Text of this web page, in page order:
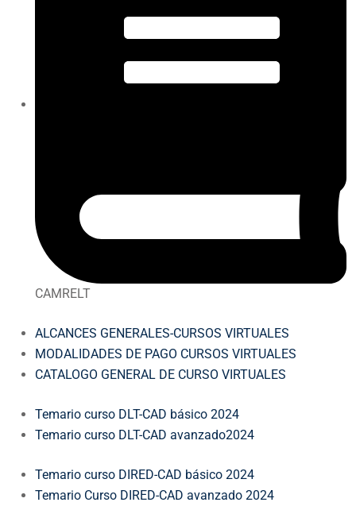
CAMRELT
ALCANCES GENERALES-CURSOS VIRTUALES
MODALIDADES DE PAGO CURSOS VIRTUALES
CATALOGO GENERAL DE CURSO VIRTUALES
Temario curso DLT-CAD básico 2024
Temario curso DLT-CAD avanzado2024
Temario curso DIRED-CAD básico 2024
Temario Curso DIRED-CAD avanzado 2024